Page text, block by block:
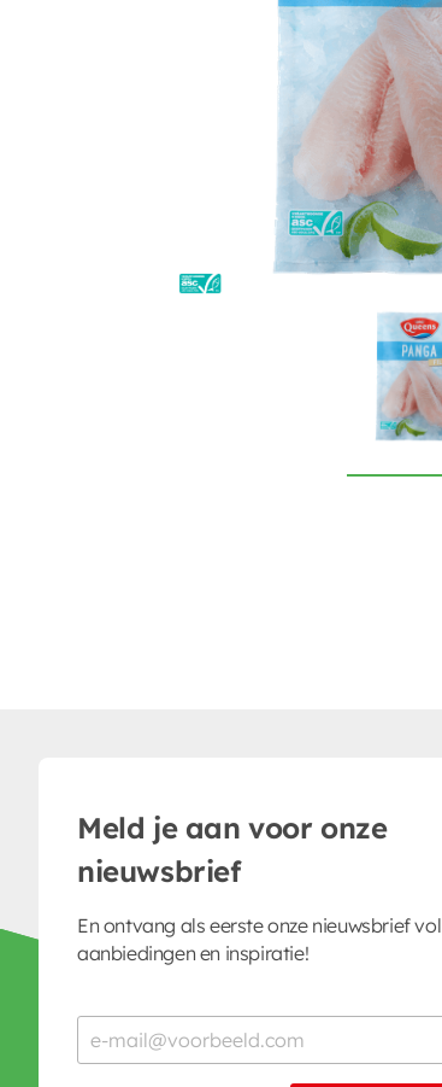
Meld je aan voor onze
nieuwsbrief
En ontvang als eerste onze nieuwsbrief vol
aanbiedingen en inspiratie!